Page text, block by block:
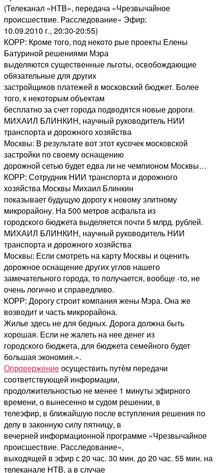
(Телеканал «НТВ», передача «Чрезвычайное
происшествие. Расследование» Эфир:
10.09.2010 г., 20:30-20:55)
КОРР: Кроме того, под некото рые проекты Елены
Батуриной решениями Мэра
выделяются существенные льготы, освобождающие
обязательные для других
застройщиков платежей в московский бюджет. Более
того, к некоторым объектам
бесплатно за счет города подводятся новые дороги.
МИХАИЛ БЛИНКИН, научный руководитель НИИ
транспорта и дорожного хозяйства
Москвы: В результате вот этот кусочек московской
застройки по своему оснащению
дорожной сетью будет едва ли не чемпионом Москвы…
КОРР: Сотрудник НИИ транспорта и дорожного
хозяйства Москвы Михаил Блинкин
показывает будущую дорогу к новому элитному
микрорайону. На 500 метров асфальта из
городского бюджета выделяется почти 5 млрд. рублей.
МИХАИЛ БЛИНКИН, научный руководитель НИИ
транспорта и дорожного хозяйства
Москвы: Если смотреть на карту Москвы и оценить
дорожное оснащение других углов нашего
замечательного города, то получается, вообще -то, не
очень логично и справедливо.
КОРР: Дорогу строит компания жены Мэра. Она же
возводит и часть микрорайона.
Жилье здесь не для бедных. Дорога должна быть
хорошая. Если не жалеть на нее денег из
городского бюджета, для бюджета семейного будет
большая экономия.».
Опровержениеосуществить путѐм передачи
соответствующей информации,
продолжительностью не менее 1 минуты эфирного
времени, о вынесенно м судом решении, в
телеэфир, в ближайшую после вступления решения по
делу в законную силу пятницу, в
вечерней информационной программе «Чрезвычайное
происшествие. Расследование»,
выходящей в эфир с 20 час. 30 мин. до 20 час. 55 мин. на
телеканале НТВ, а в случае